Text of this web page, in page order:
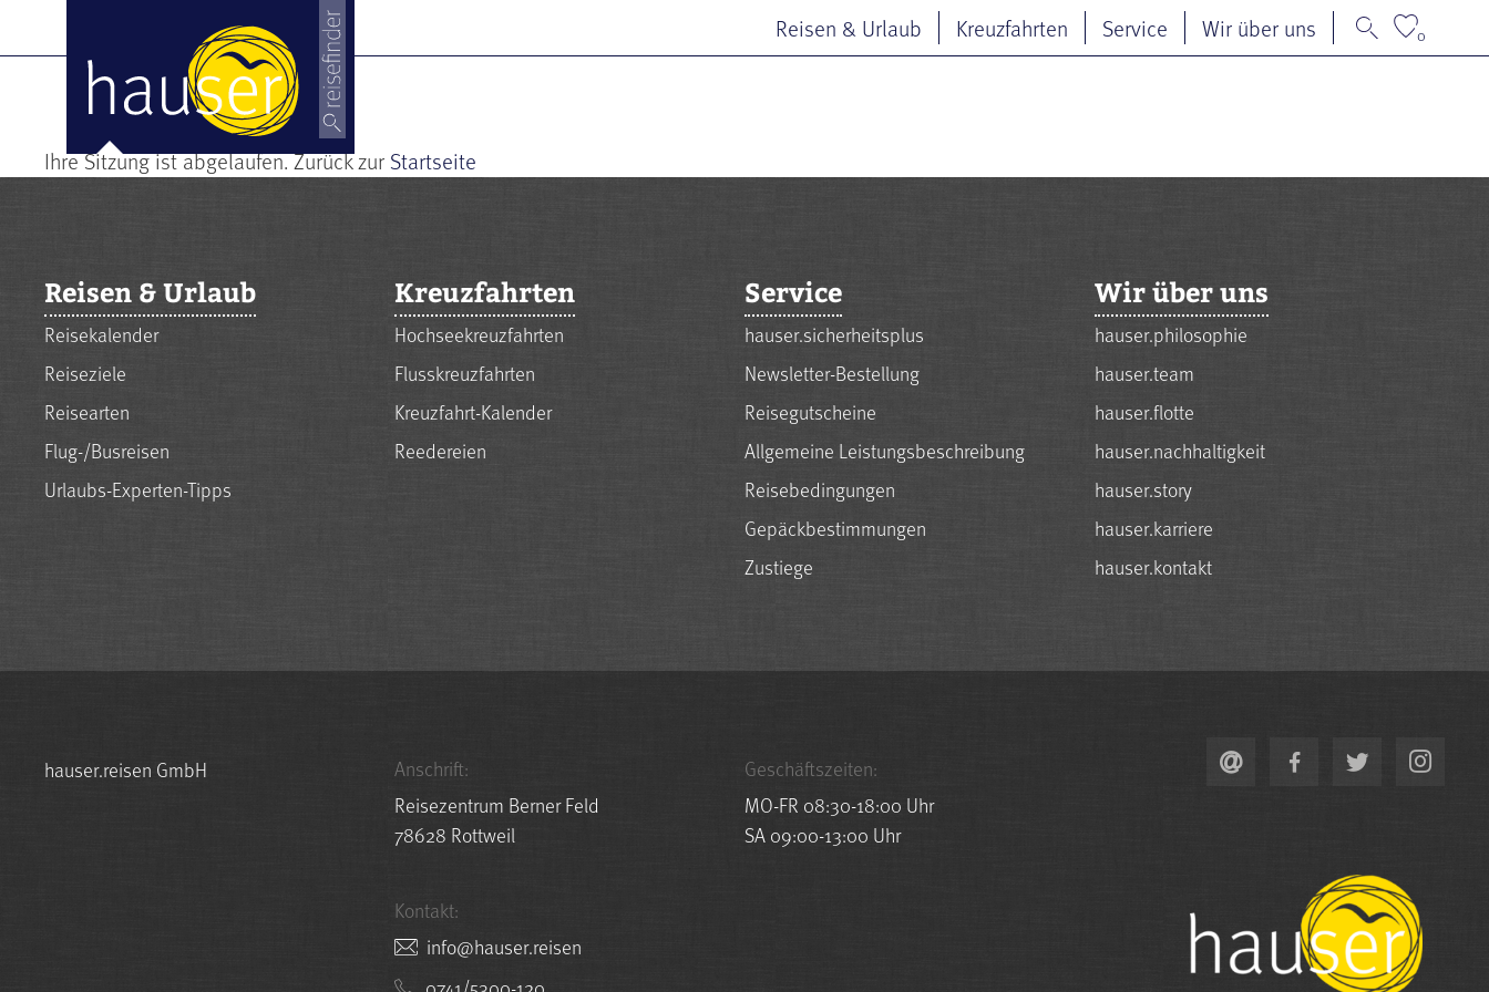
Reisen & Urlaub Kreuzfahrten Service Wir über uns 0
Ihre Sitzung ist abgelaufen. Zurück zur Startseite
Reisen & Urlaub
Reisekalender
Reiseziele
Reisearten
Flug-/Busreisen
Urlaubs-Experten-Tipps
Kreuzfahrten
Hochseekreuzfahrten
Flusskreuzfahrten
Kreuzfahrt-Kalender
Reedereien
Service
hauser.sicherheitsplus
Newsletter-Bestellung
Reisegutscheine
Allgemeine Leistungsbeschreibung
Reisebedingungen
Gepäckbestimmungen
Zustiege
Wir über uns
hauser.philosophie
hauser.team
hauser.flotte
hauser.nachhaltigkeit
hauser.story
hauser.karriere
hauser.kontakt
hauser.reisen GmbH
Anschrift:
Reisezentrum Berner Feld
78628 Rottweil
Kontakt:
nesier.resuah@ofni
Geschäftszeiten:
MO-FR 08:30-18:00 Uhr
SA 09:00-13:00 Uhr